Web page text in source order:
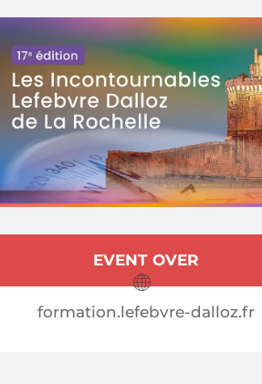
EVENT OVER
formation.lefebvre-dalloz.fr